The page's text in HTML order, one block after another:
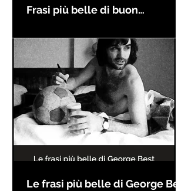
Frasi più belle di buon
Le frasi più belle di George Best